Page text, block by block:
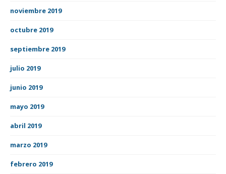
noviembre 2019
octubre 2019
septiembre 2019
julio 2019
junio 2019
mayo 2019
abril 2019
marzo 2019
febrero 2019